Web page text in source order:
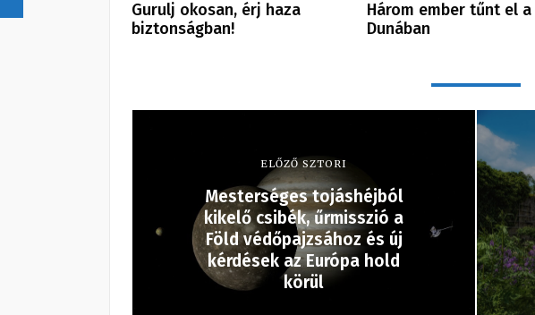
Gurulj okosan, érj haza
biztonságban!
Három ember tűnt el a
Dunában
ELŐZŐ SZTORI
Mesterséges tojáshéjból
kikelő csibék, űrmisszió a
Föld védőpajzsához és új
kérdések az Európa hold
körül